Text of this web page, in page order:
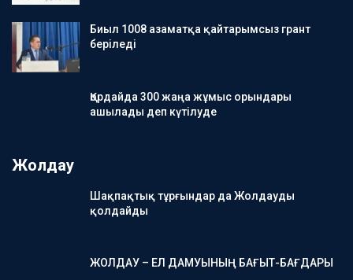
Биыл 1008 азаматқа қайтарымсыз грант
беріледі
Қордайда 300 жаңа жұмыс орындары
ашылады деп күтілуде
Жолдау
Шақпақтық тұрғындар да Жолдауды
қолдайды
ЖОЛДАУ – ЕЛ ДАМУЫНЫҢ БАҒЫТ-БАҒДАРЫ